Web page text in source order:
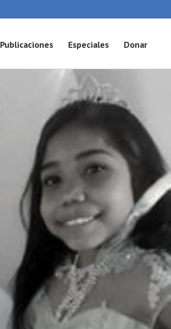
Publicaciones Especiales Donar